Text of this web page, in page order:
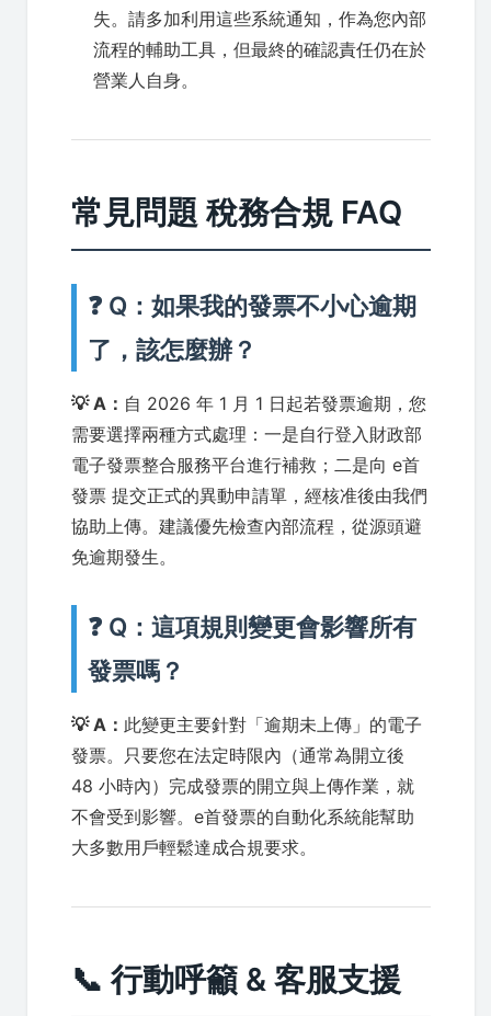
失。請多加利用這些系統通知，作為您內部
流程的輔助工具，但最終的確認責任仍在於
營業人自身。
常見問題 稅務合規 FAQ
❓ Q：如果我的發票不小心逾期
了，該怎麼辦？
💡 A： 自 2026 年 1 月 1 日起若發票逾期，您
需要選擇兩種方式處理：一是自行登入財政部
電子發票整合服務平台進行補救；二是向 e首
發票 提交正式的異動申請單，經核准後由我們
協助上傳。建議優先檢查內部流程，從源頭避
免逾期發生。
❓ Q：這項規則變更會影響所有
發票嗎？
💡 A： 此變更主要針對「逾期未上傳」的電子
發票。只要您在法定時限內（通常為開立後
48 小時內）完成發票的開立與上傳作業，就
不會受到影響。e首發票的自動化系統能幫助
大多數用戶輕鬆達成合規要求。
📞 行動呼籲 & 客服支援